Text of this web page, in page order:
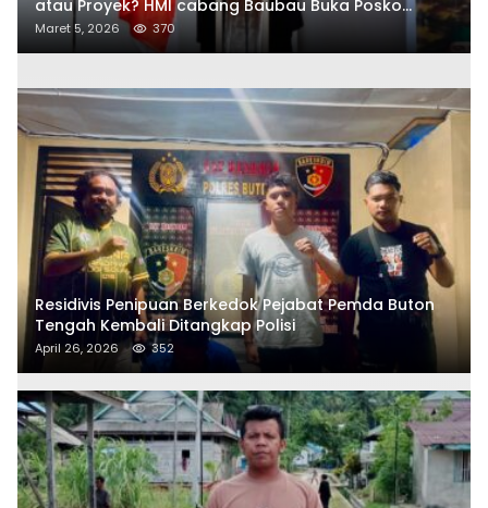
atau Proyek? HMI cabang Baubau Buka Posko
Aduan Masyarakat
Maret 5, 2026 370
Residivis Penipuan Berkedok Pejabat Pemda Buton
Tengah Kembali Ditangkap Polisi
April 26, 2026 352